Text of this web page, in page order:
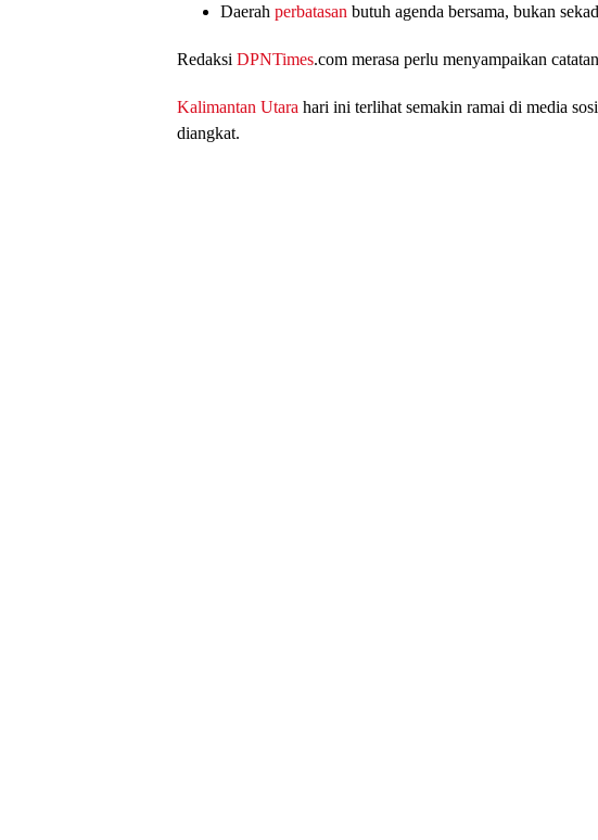
Daerah perbatasan butuh agenda bersama, bukan
Redaksi DPNTimes.com merasa perlu menyampaikan
Kalimantan Utara hari ini terlihat semakin ramai di media
diangkat.